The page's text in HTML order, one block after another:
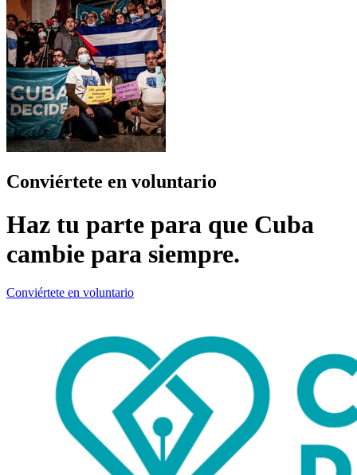
Conviértete en voluntario
Haz tu parte para que Cuba
cambie para siempre.
Conviértete en voluntario